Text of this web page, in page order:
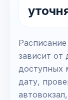
зависит от
доступных
дату,